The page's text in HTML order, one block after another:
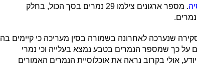
. מספר ארגונים צילמו 29 נמרים בסך הכול, בחלק
סקירה שנערכה לאחרונה בשמורה בסין מעריכה כי קיימים בה
מרמזים על כך שמספר הנמרים בטבע נמצא בעלייה וכי נמרי
אולי בקרוב נראה את אוכלוסיית הנמרים האמורים